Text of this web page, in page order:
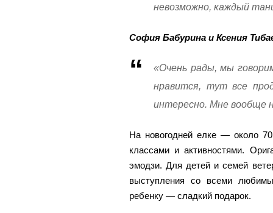
невозможно, каждый
София Бабурина и Ксения
«Очень рады, мы
нравится, тут все
интересно. Мне вообще
На новогодней елке — около
классами и активностями.
эмодзи. Для детей и семей
выступления со всеми
ребенку — сладкий подарок.